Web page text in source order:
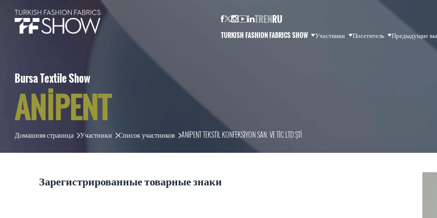
TURKISH FASHION
Bursa Textile Show
ANİPENT
Домашняя страница Участники Список участников ANİPENT TEKSTİL KONFEKSİYON SAN. VE TİC LTD ŞTİ
Зарегистрированные товарные знаки